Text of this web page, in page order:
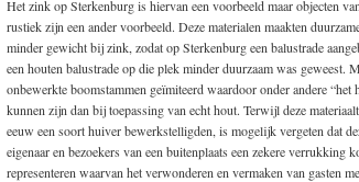
Het zink op Sterkenburg is hiervan een voorbeeld maar objecten
rustiek zijn een ander voorbeeld. Deze materialen maakten
minder gewicht bij zink, zodat op Sterkenburg een balustrade
een houten balustrade op die plek minder duurzaam was geweest.
onbewerkte boomstammen geïmiteerd waardoor onder andere
kunnen zijn dan bij toepassing van echt hout. Terwijl deze
eeuw een soort huiver bewerkstelligden, is mogelijk vergeten dat
eigenaar en bezoekers van een buitenplaats een zekere verrukking
representeren waarvan het verwonderen en vermaken van gasten